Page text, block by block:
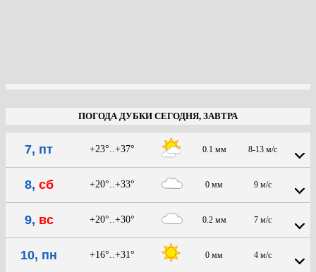
ПОГОДА ДУБКИ СЕГОДНЯ, ЗАВТРА
7, пт +23°..+37° 0.1 мм 8-13 м/с
8, сб +20°..+33° 0 мм 9 м/с
9, вс +20°..+30° 0.2 мм 7 м/с
10, пн +16°..+31° 0 мм 4 м/с